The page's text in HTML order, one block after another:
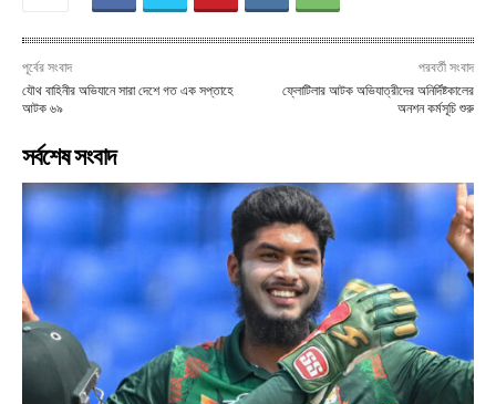
পূর্বের সংবাদ
যৌথ বাহিনীর অভিযানে সারা দেশে গত এক সপ্তাহে
আটক ৬৯
পরবর্তী সংবাদ
ফ্লোটিলার আটক অভিযাত্রীদের অনির্দিষ্টকালের
অনশন কর্মসূচি শুরু
সর্বশেষ সংবাদ